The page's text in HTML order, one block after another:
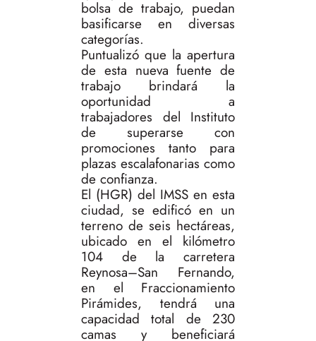
bolsa de trabajo, puedan
basificarse en diversas
categorías.
Puntualizó que la apertura
de esta nueva fuente de
trabajo brindará la
oportunidad a
trabajadores del Instituto
de superarse con
promociones tanto para
plazas escalafonarias como
de confianza.
El (HGR) del IMSS en esta
ciudad, se edificó en un
terreno de seis hectáreas,
ubicado en el kilómetro
104 de la carretera
Reynosa–San Fernando,
en el Fraccionamiento
Pirámides, tendrá una
capacidad total de 230
camas y beneficiará